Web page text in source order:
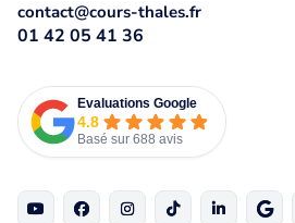
contact@cours-thales.fr
01 42 05 41 36
Evaluations Google
4.8
Basé sur 688 avis